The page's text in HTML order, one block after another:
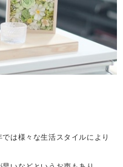
は様々な生活スタイルにより